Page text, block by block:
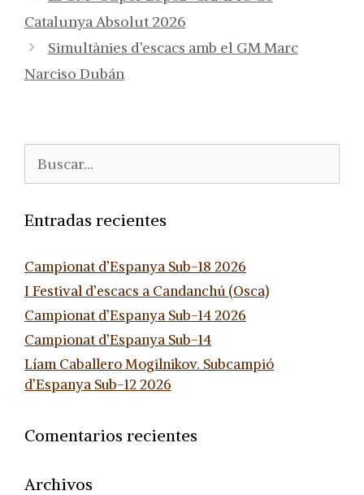
Catalunya Absolut 2026
Simultànies d’escacs amb el GM Marc
Narciso Dubán
Entradas recientes
Campionat d’Espanya Sub-18 2026
I Festival d’escacs a Candanchú (Osca)
Campionat d’Espanya Sub-14 2026
Campionat d’Espanya Sub-14
Líam Caballero Mogilnikov. Subcampió
d’Espanya Sub-12 2026
Comentarios recientes
Archivos